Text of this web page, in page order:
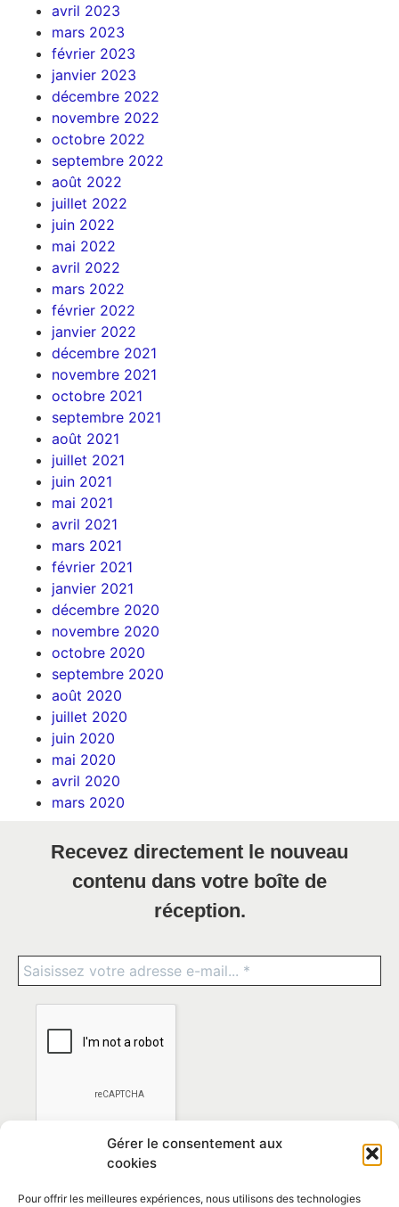
Gérer le consentement aux
cookies
Pour offrir les meilleures expériences, nous utilisons des technologies
avril 2023
mars 2023
février 2023
janvier 2023
décembre 2022
novembre 2022
octobre 2022
septembre 2022
août 2022
juillet 2022
juin 2022
mai 2022
avril 2022
mars 2022
février 2022
janvier 2022
décembre 2021
novembre 2021
octobre 2021
septembre 2021
août 2021
juillet 2021
juin 2021
mai 2021
avril 2021
mars 2021
février 2021
janvier 2021
décembre 2020
novembre 2020
octobre 2020
septembre 2020
août 2020
juillet 2020
juin 2020
mai 2020
avril 2020
mars 2020
Recevez directement le nouveau
contenu dans votre boîte de
réception.